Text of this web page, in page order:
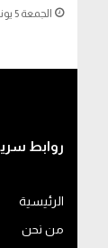
الجمعة 5 يونيو 2026
روابط
الرئيسية
من نحن